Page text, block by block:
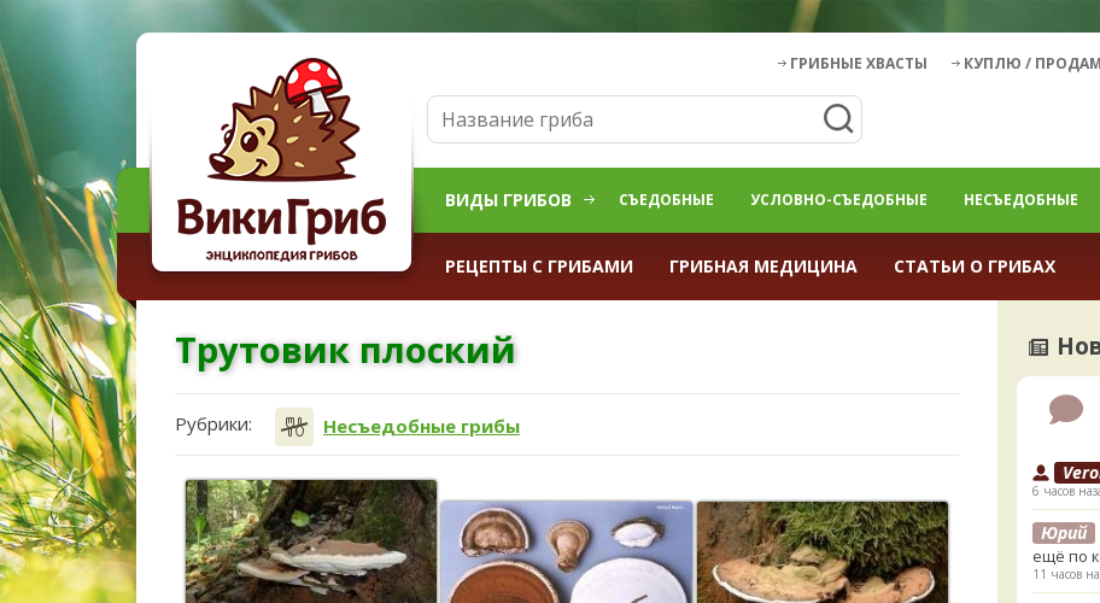
ГРИБНЫЕ ХВАСТЫ КУПЛЮ / ПРОДАМ
ВИДЫ ГРИБОВ СЪЕДОБНЫЕ УСЛОВНО-СЪЕДОБНЫЕ НЕСЪЕДОБНЫЕ
РЕЦЕПТЫ С ГРИБАМИ ГРИБНАЯ МЕДИЦИНА СТАТЬИ О ГРИБАХ
Трутовик плоский
Рубрики: Несъедобные грибы
6 часов
Юрий
ещё по
11 часов